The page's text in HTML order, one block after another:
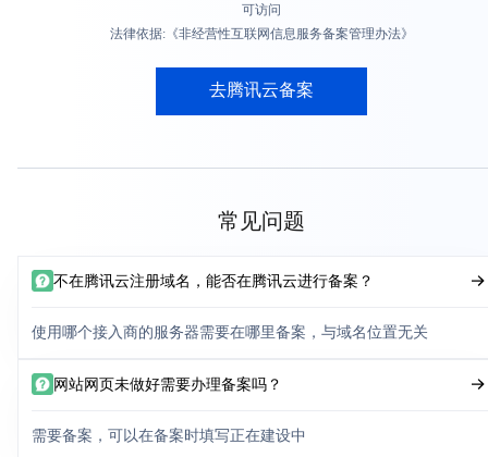
可访问
法律依据:《非经营性互联网信息服务备案管理办法》
去腾讯云备案
常见问题
不在腾讯云注册域名，能否在腾讯云进行备案？
使用哪个接入商的服务器需要在哪里备案，与域名位置无关
网站网页未做好需要办理备案吗？
需要备案，可以在备案时填写正在建设中